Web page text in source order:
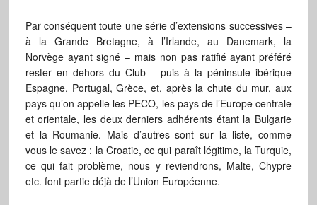
Par conséquent toute une série d’extensions successives –
à la Grande Bretagne, à l’Irlande, au Danemark, la
Norvège ayant signé – mais non pas ratifié ayant préféré
rester en dehors du Club – puis à la péninsule ibérique
Espagne, Portugal, Grèce, et, après la chute du mur, aux
pays qu’on appelle les PECO, les pays de l’Europe centrale
et orientale, les deux derniers adhérents étant la Bulgarie
et la Roumanie. Mais d’autres sont sur la liste, comme
vous le savez : la Croatie, ce qui paraît légitime, la Turquie,
ce qui fait problème, nous y reviendrons, Malte, Chypre
etc. font partie déjà de l’Union Européenne.